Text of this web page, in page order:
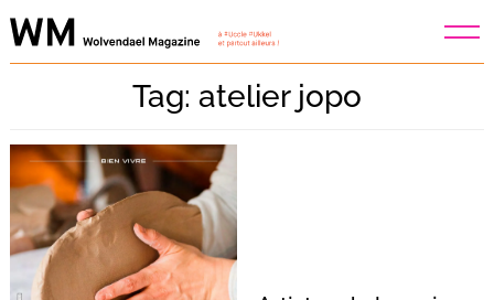
Skip
to
Tag: atelier jopo